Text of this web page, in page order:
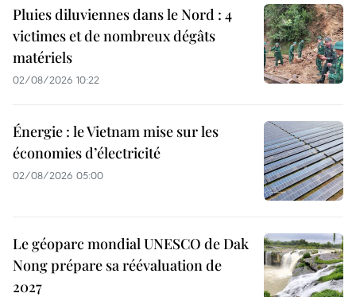
Pluies diluviennes dans le Nord : 4
victimes et de nombreux dégâts
matériels
02/08/2026 10:22
Énergie : le Vietnam mise sur les
économies d’électricité
02/08/2026 05:00
Le géoparc mondial UNESCO de Dak
Nong prépare sa réévaluation de
2027